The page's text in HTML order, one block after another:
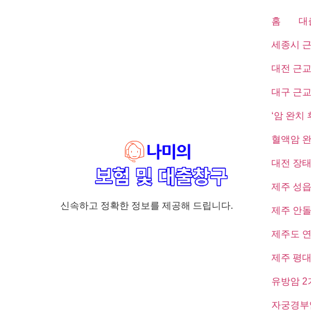
신속하고 정확한 정보를 제공해 드립니다.
홈 대
세종시
대전 근
대구 근
‘암 완치
혈액암
대전 장
제주 성
제주 안
제주도
제주 평
유방암 2
자궁경